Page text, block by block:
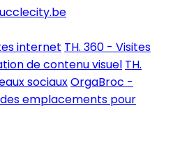
internet TH. 360 - Visites
de contenu visuel TH.
sociauxOrgaBroc -
emplacements pour